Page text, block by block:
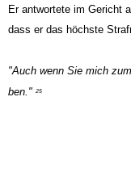
Volkswahl verteilte
Er antwortete im Gericht
"Auch wenn Sie mich